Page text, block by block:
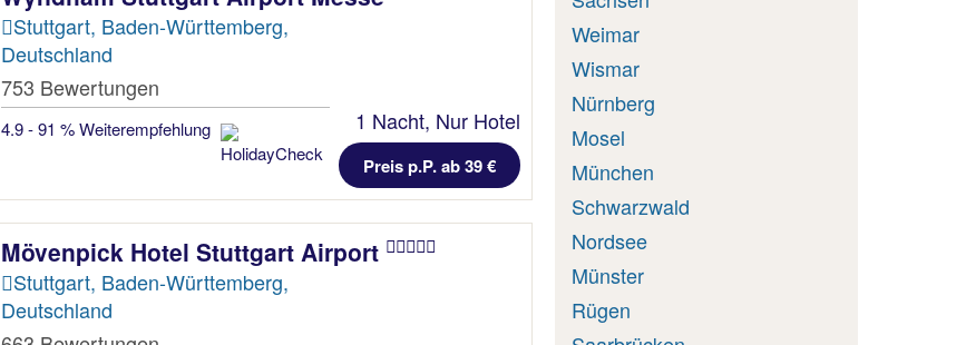
Stuttgart, Baden-Württemberg,
Deutschland
753 Bewertungen
4.9 - 91 % Weiterempfehlung 1 Nacht, Nur Hotel
Preis p.P. ab 39 €
Mövenpick Hotel Stuttgart Airport
Stuttgart, Baden-Württemberg,
Deutschland
Weimar
Wismar
Nürnberg
Mosel
München
Schwarzwald
Nordsee
Münster
Rügen